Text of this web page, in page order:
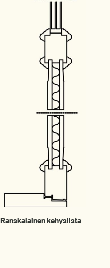
Ranskalainen kehyslista